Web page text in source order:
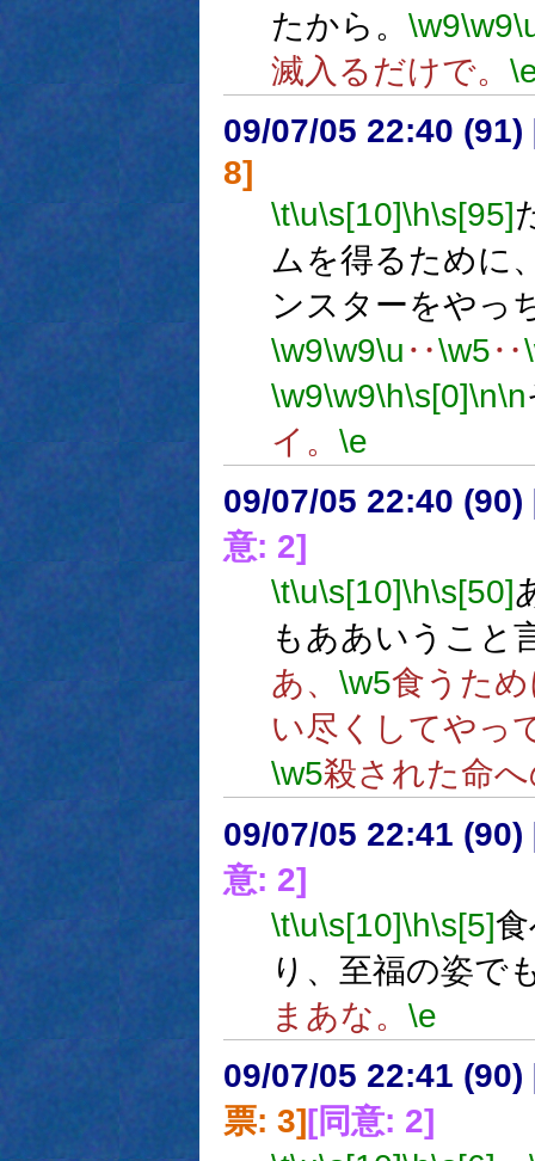
たから。 \w9\w9
滅入るだけで。
09/07/05 22:40 (91)
8]
\t\u\s[10]\h\s[95]
ムを得るために
ンスターをやっ
\w9\w9\u ‥\w5‥
\w9\w9\h\s[0]\n\n
イ。 \e
09/07/05 22:40 (90)
意: 2]
\t\u\s[10]\h\s[50]
もああいうこと
あ、 \w5食うた
い尽くしてやっ
\w5殺された命
09/07/05 22:41 (90)
意: 2]
\t\u\s[10]\h\s[5]
り、至福の姿で
まあな。 \e
09/07/05 22:41 (90)
票: 3][同意: 2]